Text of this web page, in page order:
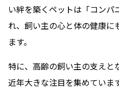
い絆を築くペットは「コン
れ、飼い主の心と体の健康に
ます。
特に、高齢の飼い主の支えと
近年大きな注目を集めています